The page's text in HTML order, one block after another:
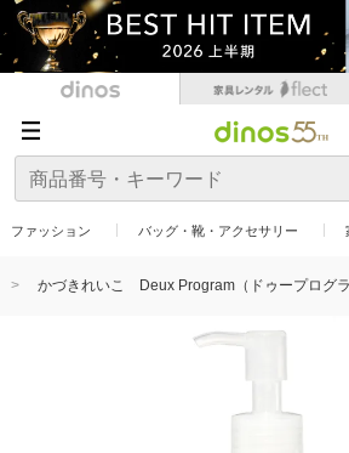
ファッション バッグ・靴・アクセサリー
かづきれいこ Deux Program（ドゥープロ